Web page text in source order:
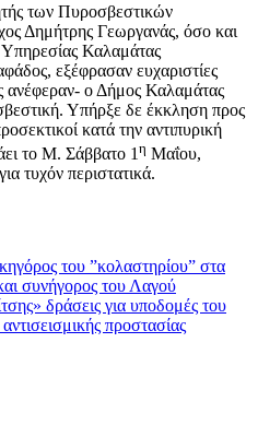
των Πυροσβεστικών
Δημήτρης Γεωργανάς, όσο και
Υπηρεσίας Καλαμάτας
εξέφρασαν ευχαριστίες
ο Δήμος Καλαμάτας
Υπήρξε δε έκκληση προς
κατά την αντιπυρική
το Μ. Σάββατο 1 η Μαΐου,
τυχόν περιστατικά.
του ”κολαστηρίου” στα
συνήγορος του Λαγού
δράσεις για υποδομές του
προστασίας